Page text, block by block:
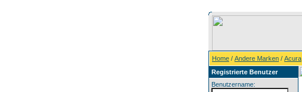
Home / Andere Marken / Acura
Registrierte Benutzer
Benutzername: